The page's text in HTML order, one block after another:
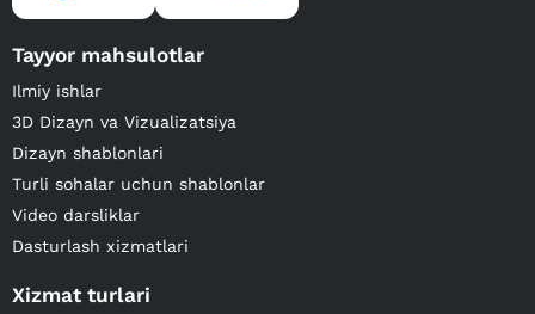
Tayyor mahsulotlar
Ilmiy ishlar
3D Dizayn va Vizualizatsiya
Dizayn shablonlari
Turli sohalar uchun shablonlar
Video darsliklar
Dasturlash xizmatlari
Xizmat turlari